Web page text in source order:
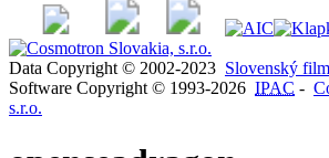
Data Copyright © 2002-2023 Slovenský
Software Copyright © 1993-2026 IPAC -
s.r.o.